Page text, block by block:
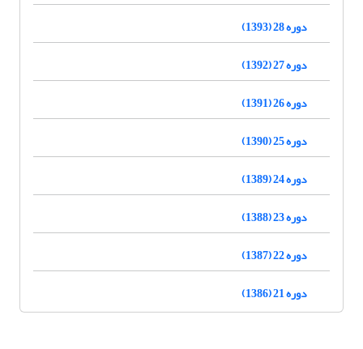
دوره 28 (1393)
دوره 27 (1392)
دوره 26 (1391)
دوره 25 (1390)
دوره 24 (1389)
دوره 23 (1388)
دوره 22 (1387)
دوره 21 (1386)